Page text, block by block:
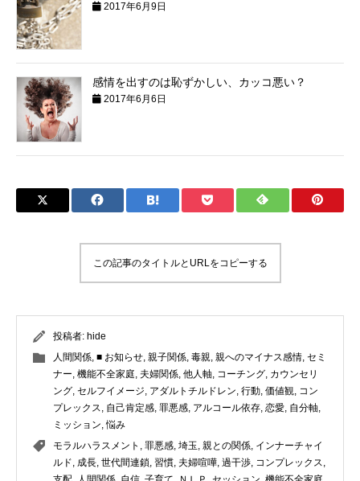
2017年6月9日
感情を出すのは恥ずかしい、カッコ悪い？
2017年6月6日
この記事のタイトルとURLをコピーする
投稿者: hide
人間関係, ■ お知らせ, 親子関係, 毒親, 親へのマイナス感情, セミ
ナー, 機能不全家庭, 夫婦関係, 他人軸, コーチング, カウンセリ
ング, セルフイメージ, アダルトチルドレン, 行動, 価値観, コン
プレックス, 自己肯定感, 罪悪感, アルコール依存, 恋愛, 自分軸,
ミッション,悩み
モラルハラスメント , 罪悪感, 埼玉, 親との関係, インナーチャイ
ルド, 成長, 世代間連鎖, 習慣, 夫婦喧嘩, 過干渉, コンプレックス,